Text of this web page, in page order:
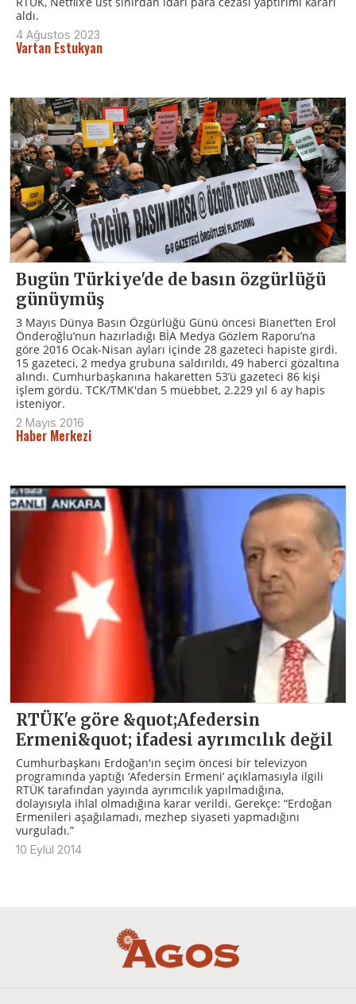
aldı.
4 Ağustos 2023
Vartan Estukyan
Bugün Türkiye'de de basın özgürlüğü
günüymüş
3 Mayıs Dünya Basın Özgürlüğü Günü öncesi Bianet’ten Erol
Önderoğlu’nun hazırladığı BİA Medya Gözlem Raporu’na
göre 2016 Ocak-Nisan ayları içinde 28 gazeteci hapiste girdi.
15 gazeteci, 2 medya grubuna saldırıldı, 49 haberci gözaltına
alındı. Cumhurbaşkanına hakaretten 53’ü gazeteci 86 kişi
işlem gördü. TCK/TMK'dan 5 müebbet, 2.229 yıl 6 ay hapis
isteniyor.
2 Mayıs 2016
Haber Merkezi
RTÜK'e göre &quot;Afedersin
Ermeni&quot; ifadesi ayrımcılık değil
Cumhurbaşkanı Erdoğan'ın seçim öncesi bir televizyon
programında yaptığı ‘Afedersin Ermeni’ açıklamasıyla ilgili
RTÜK tarafından yayında ayrımcılık yapılmadığına,
dolayısıyla ihlal olmadığına karar verildi. Gerekçe: “Erdoğan
Ermenileri aşağılamadı, mezhep siyaseti yapmadığını
vurguladı.”
10 Eylül 2014